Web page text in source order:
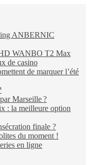
ANBERNIC
WANBO T2 Max
de casino
de marquer l’été
Marseille ?
: la meilleure option
finale ?
du moment !
en ligne